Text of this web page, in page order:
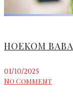
HOEKOM
01/10/2025
No Comment